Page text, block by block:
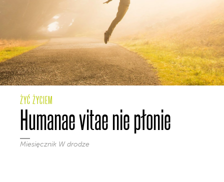
ŻYĆ ŻYCIEM
Humanae vitae nie płonie
Miesięcznik W drodze